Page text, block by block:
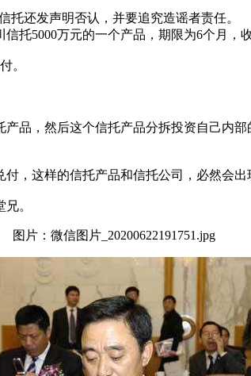
托还发声明否认，并要追究造谣者责任。
托5000万元的一个产品，期限为6个月，收
。
品，然后这个信托产品分拆投资自己内
，这样的信托产品和信托公司，必然会出
。
图片：微信图片_20200622191751.jpg